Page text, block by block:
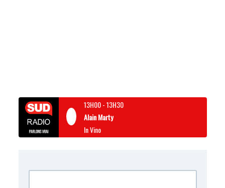
13H00-13H30
Alain Marty
In Vino